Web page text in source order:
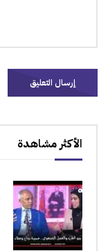
الأكثر مشاهدة